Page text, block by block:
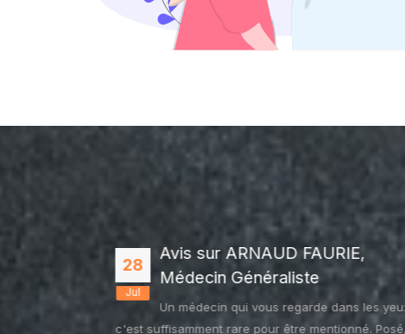
28
Jul
Avis sur ARNAUD FAURIE,
Médecin Généraliste
Un médecin qui vous regarde dans les
c'est suffisamment rare pour être mentionné.